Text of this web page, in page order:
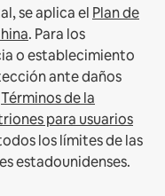
se aplica el Plan de
. Para los
o establecimiento
ante daños
Términos de la
para usuarios
los límites de las
estadounidenses.